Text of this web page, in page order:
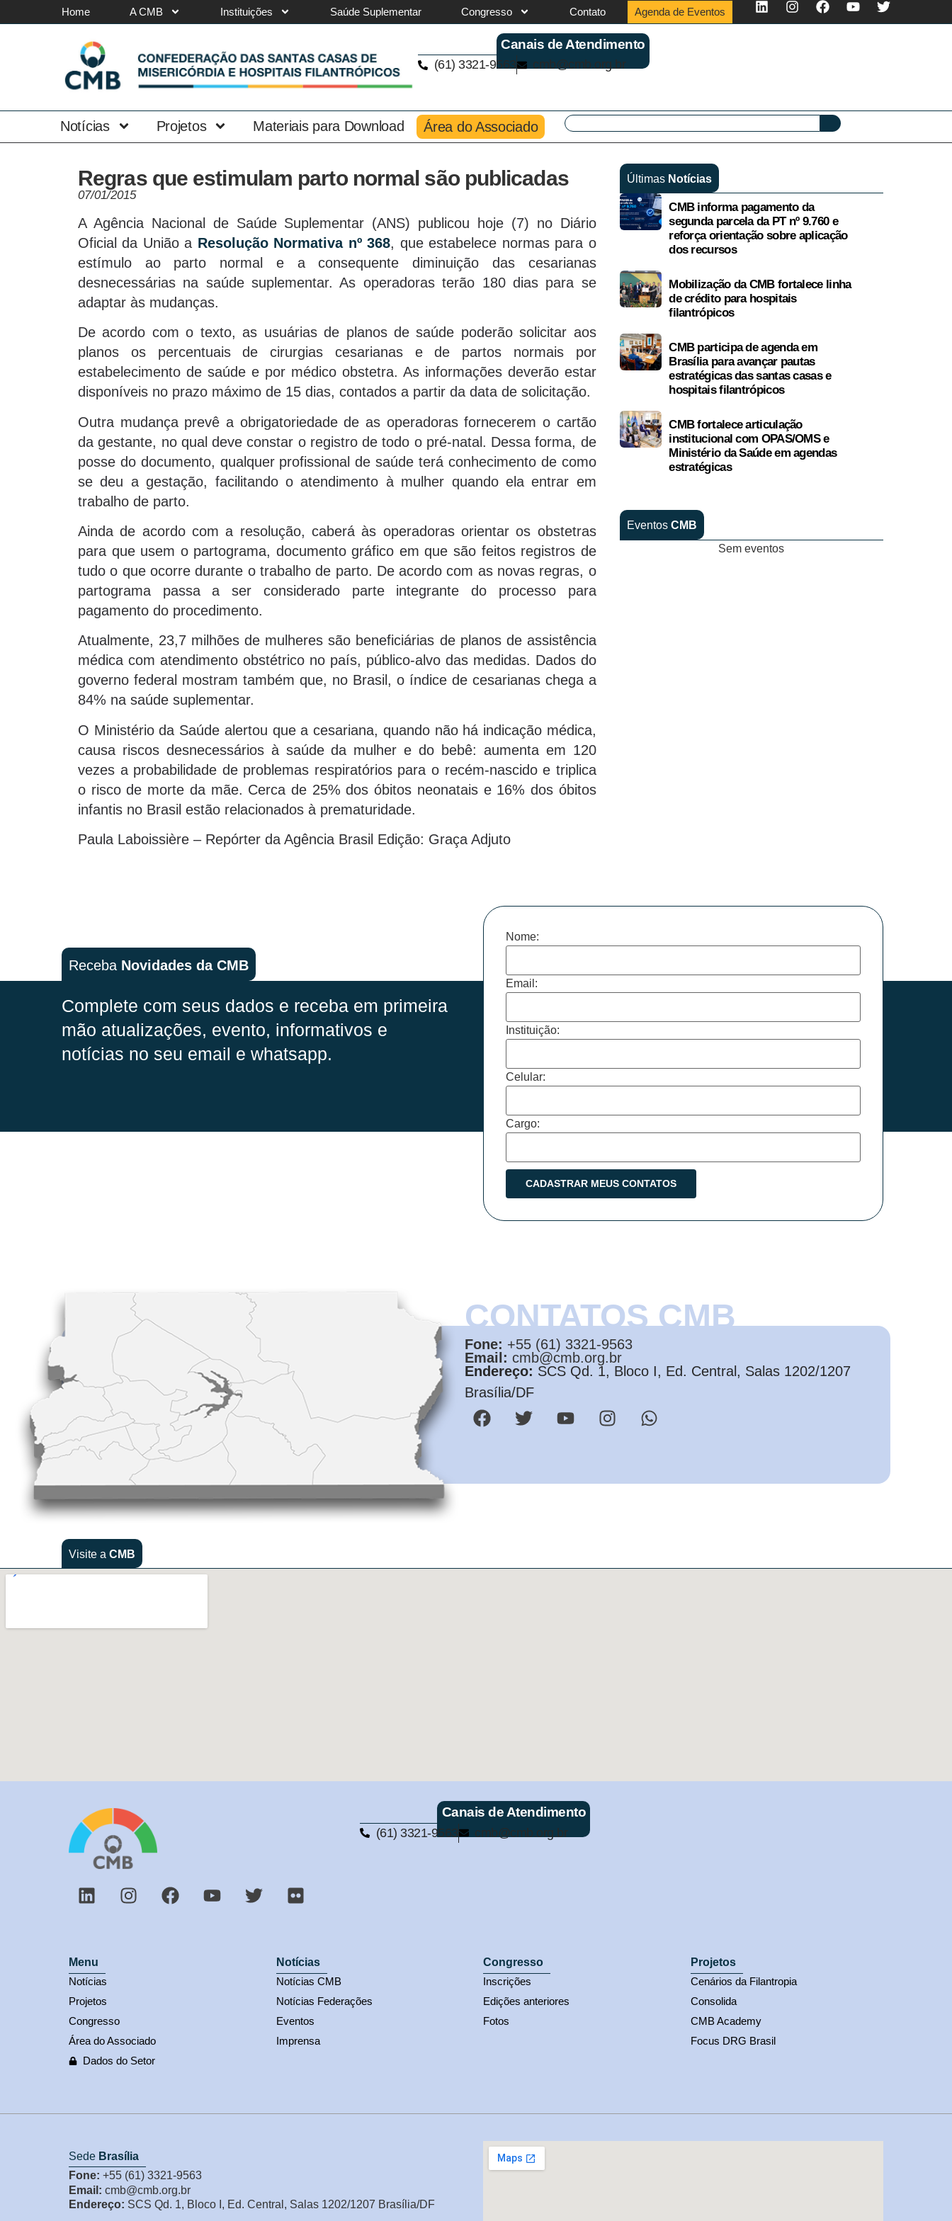
Home A CMB Instituições Saúde Suplementar Congresso Contato Agenda de Eventos
Canais de Atendimento
(61) 3321-9563 cmb@cmb.org.br
Notícias Projetos Materiais para Download Área do Associado
Regras que estimulam parto normal são publicadas
07/01/2015
A Agência Nacional de Saúde Suplementar (ANS) publicou hoje (7) no Diário
Oficial da União a Resolução Normativa nº 368, que estabelece normas para o
estímulo ao parto normal e a consequente diminuição das cesarianas
desnecessárias na saúde suplementar. As operadoras terão 180 dias para se
adaptar às mudanças.
De acordo com o texto, as usuárias de planos de saúde poderão solicitar aos
planos os percentuais de cirurgias cesarianas e de partos normais por
estabelecimento de saúde e por médico obstetra. As informações deverão estar
disponíveis no prazo máximo de 15 dias, contados a partir da data de solicitação.
Outra mudança prevê a obrigatoriedade de as operadoras fornecerem o cartão
da gestante, no qual deve constar o registro de todo o pré-natal. Dessa forma, de
posse do documento, qualquer profissional de saúde terá conhecimento de como
se deu a gestação, facilitando o atendimento à mulher quando ela entrar em
trabalho de parto.
Ainda de acordo com a resolução, caberá às operadoras orientar os obstetras
para que usem o partograma, documento gráfico em que são feitos registros de
tudo o que ocorre durante o trabalho de parto. De acordo com as novas regras, o
partograma passa a ser considerado parte integrante do processo para
pagamento do procedimento.
Atualmente, 23,7 milhões de mulheres são beneficiárias de planos de assistência
médica com atendimento obstétrico no país, público-alvo das medidas. Dados do
governo federal mostram também que, no Brasil, o índice de cesarianas chega a
84% na saúde suplementar.
O Ministério da Saúde alertou que a cesariana, quando não há indicação médica,
causa riscos desnecessários à saúde da mulher e do bebê: aumenta em 120
vezes a probabilidade de problemas respiratórios para o recém-nascido e triplica
o risco de morte da mãe. Cerca de 25% dos óbitos neonatais e 16% dos óbitos
infantis no Brasil estão relacionados à prematuridade.
Paula Laboissière – Repórter da Agência Brasil Edição: Graça Adjuto
Últimas Notícias
CMB informa pagamento da
segunda parcela da PT nº 9.760 e
reforça orientação sobre aplicação
dos recursos
Mobilização da CMB fortalece linha
de crédito para hospitais
filantrópicos
CMB participa de agenda em
Brasília para avançar pautas
estratégicas das santas casas e
hospitais filantrópicos
CMB fortalece articulação
institucional com OPAS/OMS e
Ministério da Saúde em agendas
estratégicas
Eventos CMB
Sem eventos
Receba Novidades da CMB
Complete com seus dados e receba em primeira
mão atualizações, evento, informativos e
notícias no seu email e whatsapp.
Nome:
Email:
Instituição:
Celular:
Cargo:
CONTATOS CMB
Fone: +55 (61) 3321-9563
Email: cmb@cmb.org.br
Endereço: SCS Qd. 1, Bloco I, Ed. Central, Salas 1202/1207
Brasília/DF
Visite a CMB
Canais de Atendimento
(61) 3321-9563 cmb@cmb.org.br
Menu
Notícias
Projetos
Congresso
Área do Associado
Dados do Setor
Notícias
Notícias CMB
Notícias Federações
Eventos
Imprensa
Congresso
Inscrições
Edições anteriores
Fotos
Projetos
Cenários da Filantropia
Consolida
CMB Academy
Focus DRG Brasil
Sede Brasília
Fone: +55 (61) 3321-9563
Email: cmb@cmb.org.br
Endereço: SCS Qd. 1, Bloco I, Ed. Central, Salas 1202/1207 Brasília/DF